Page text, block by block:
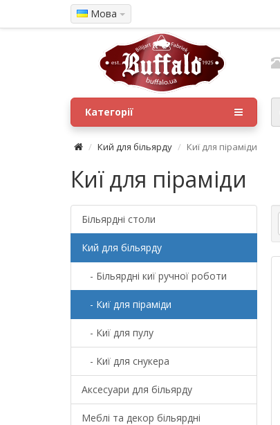
Мова
Категорії
Кий для більярду Киї для піраміди
Киї для піраміди
Більярдні столи
Кий для більярду
- Більярдні киї ручної роботи
- Киї для піраміди
- Киї для пулу
- Киї для снукера
Аксесуари для більярду
Меблі та декор більярдні